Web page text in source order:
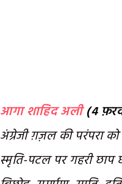
आगा शाहिद अली(4
अंग्रेजी ग़ज़ल की परंपरा
स्मृति-पटल पर गहरी